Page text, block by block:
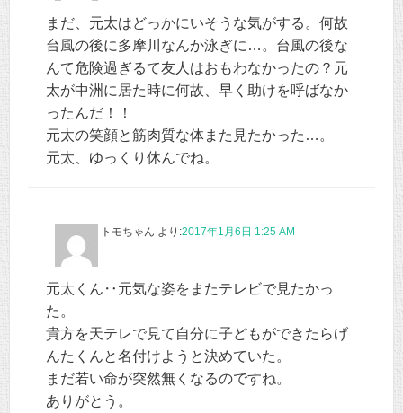
まだ、元太はどっかにいそうな気がする。何故
台風の後に多摩川なんか泳ぎに…。台風の後な
んて危険過ぎるて友人はおもわなかったの？元
太が中洲に居た時に何故、早く助けを呼ばなか
ったんだ！！
元太の笑顔と筋肉質な体また見たかった…。
元太、ゆっくり休んでね。
トモちゃん より:2017年1月6日 1:25 AM
元太くん‥元気な姿をまたテレビで見たかっ
た。
貴方を天テレで見て自分に子どもができたらげ
んたくんと名付けようと決めていた。
まだ若い命が突然無くなるのですね。
ありがとう。